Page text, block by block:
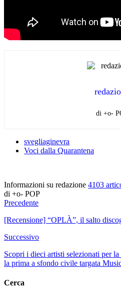
di +o-
svegliaginevra
Voci dalla Quarantena
Informazioni su redazione 4103
di +o- POP
Precedente
[Recensione] “OPLÀ”, il salto
Successivo
Scopri i dieci artisti selezionati per
la prima a sfondo civile targata
Cerca